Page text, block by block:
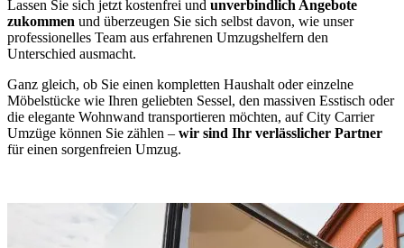
Lassen Sie sich jetzt kostenfrei und unverbindlich Angebote
zukommen und überzeugen Sie sich selbst davon, wie unser
professionelles Team aus erfahrenen Umzugshelfern den
Unterschied ausmacht.
Ganz gleich, ob Sie einen kompletten Haushalt oder einzelne
Möbelstücke wie Ihren geliebten Sessel, den massiven Esstisch oder
die elegante Wohnwand transportieren möchten, auf City Carrier
Umzüge können Sie zählen – wir sind Ihr verlässlicher Partner
für einen sorgenfreien Umzug.